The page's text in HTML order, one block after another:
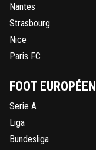
Nantes
Strasbourg
Nice
Paris FC
FOOT EUROPÉEN
Serie A
Liga
Bundesliga